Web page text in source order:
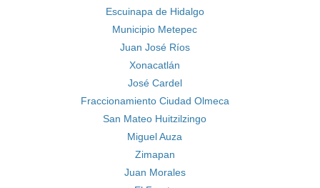
Escuinapa de Hidalgo
Municipio Metepec
Juan José Ríos
Xonacatlán
José Cardel
Fraccionamiento Ciudad Olmeca
San Mateo Huitzilzingo
Miguel Auza
Zimapan
Juan Morales